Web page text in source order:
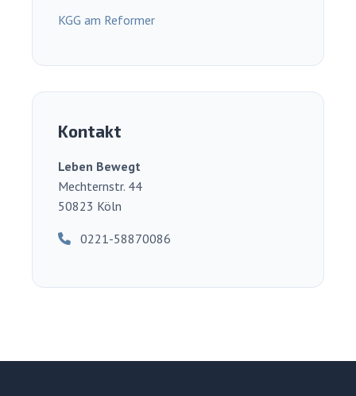
KGG am Reformer
Kontakt
Leben Bewegt
Mechternstr. 44
50823 Köln
0221-58870086